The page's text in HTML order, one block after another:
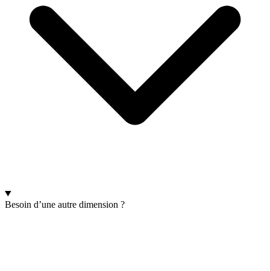
Besoin d’une autre dimension ?